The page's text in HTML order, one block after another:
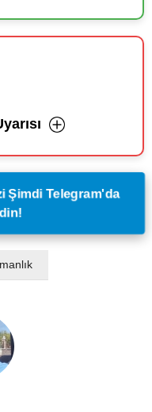
Şimdi Telegram'da